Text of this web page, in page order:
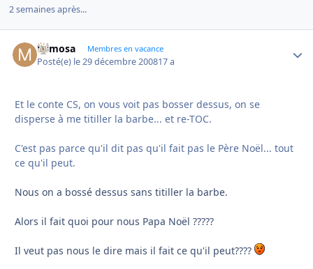
2 semaines après...
Mimosa Membres en vacance
Posté(e) le 29 décembre 200817 a
Et le conte CS, on vous voit pas bosser dessus, on se
disperse à me titiller la barbe... et re-TOC.
C'est pas parce qu'il dit pas qu'il fait pas le Père Noël... tout
ce qu'il peut.
Nous on a bossé dessus sans titiller la barbe.
Alors il fait quoi pour nous Papa Noël ?????
Il veut pas nous le dire mais il fait ce qu'il peut????